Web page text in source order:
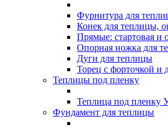
Фурнитура для
Конек для теплицы,
Прямые: стартовая и
Опорная ножка для
Дуги для теплицы
Торец с форточкой и
Теплицы под пленку
Теплица под пленку
Фундамент для теплицы